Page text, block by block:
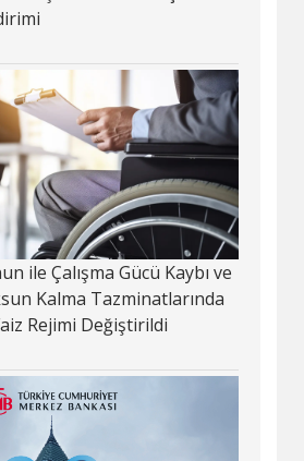
ile Çalışma Gücü Kaybı ve
Kalma Tazminatlarında
Rejimi Değiştirildi